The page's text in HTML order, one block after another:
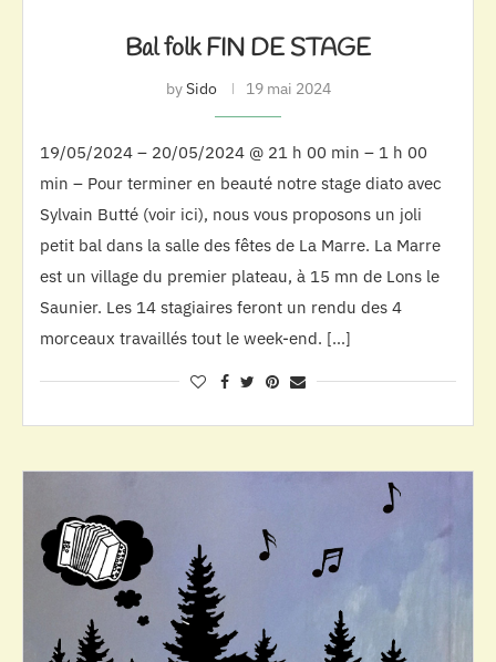
Bal folk FIN DE STAGE
bySido 19 mai 2024
19/05/2024 – 20/05/2024 @ 21 h 00 min – 1 h 00
min – Pour terminer en beauté notre stage diato avec
Sylvain Butté (voir ici), nous vous proposons un joli
petit bal dans la salle des fêtes de La Marre. La Marre
est un village du premier plateau, à 15 mn de Lons le
Saunier. Les 14 stagiaires feront un rendu des 4
morceaux travaillés tout le week-end. […]